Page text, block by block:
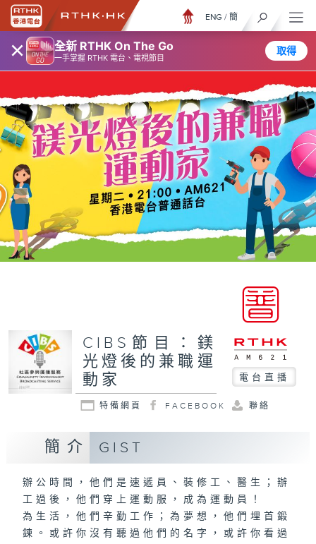
× 全新 RTHK On The Go
一手掌握 RTHK 電台、電視節目
取得
ENG / 簡
CIBS節目：鎂
光燈後的兼職運
動家
電台直播
特備網頁 FACEBOOK 聯絡
簡介 GIST
辦公時間，他們是速遞員、裝修工、醫生；辦
工過後，他們穿上運動服，成為運動員！
為生活，他們辛勤工作；為夢想，他們埋首鍛
鍊。或許你沒有聽過他們的名字，或許你看過